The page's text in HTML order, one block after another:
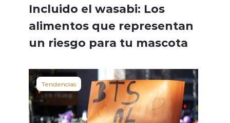
Incluido el wasabi: Los
alimentos que representan
un riesgo para tu mascota
Tendencias